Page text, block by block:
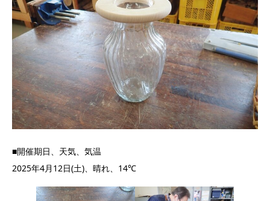
■開催期日、天気、気温
2025年4月12日(土)、晴れ、14℃